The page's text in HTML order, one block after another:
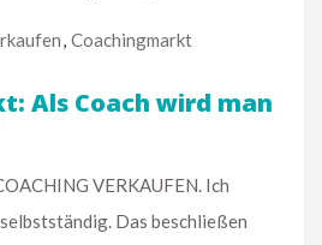
, Coachingmarkt
Als Coach wird man
VERKAUFEN. Ich
Das beschließen